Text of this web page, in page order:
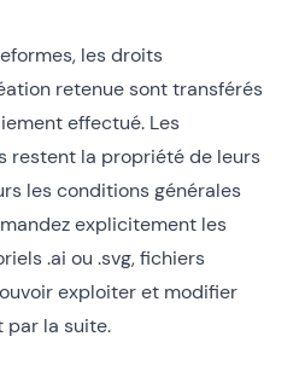
les droits
retenue sont transférés
effectué. Les
restent la propriété de leurs
les conditions générales
explicitement les
.ai ou .svg, fichiers
exploiter et modifier
par la suite.